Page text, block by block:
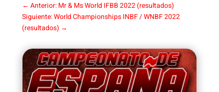
← Anterior: Mr & Ms World IFBB 2022 (resultados)
Siguiente: World Championships INBF / WNBF 2022
(resultados) →